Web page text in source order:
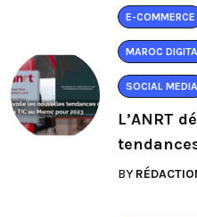
E-COMMERCE
MAROC
SOCIAL MEDIA
L’ANRT
BY